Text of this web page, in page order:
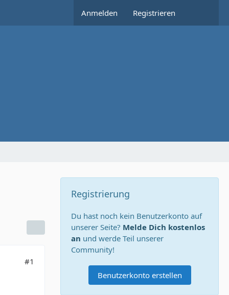
Anmelden Registrieren
#1
Registrierung
Du hast noch kein Benutzerkonto auf
unserer Seite? Melde Dich kostenlos
an und werde Teil unserer
Community!
Benutzerkonto erstellen